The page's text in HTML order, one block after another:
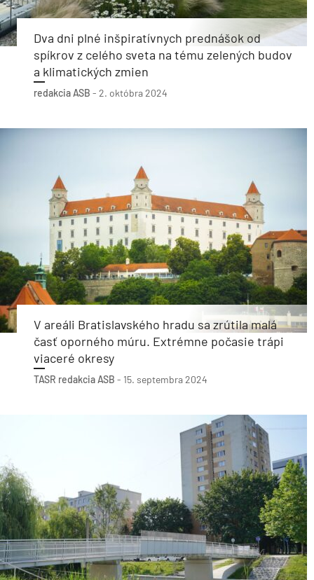
Dva dni plné inšpiratívnych prednášok od
spíkrov z celého sveta na tému zelených budov
a klimatických zmien
redakcia ASB - 2. októbra 2024
V areáli Bratislavského hradu sa zrútila malá
časť oporného múru. Extrémne počasie trápi
viaceré okresy
TASR redakcia ASB - 15. septembra 2024